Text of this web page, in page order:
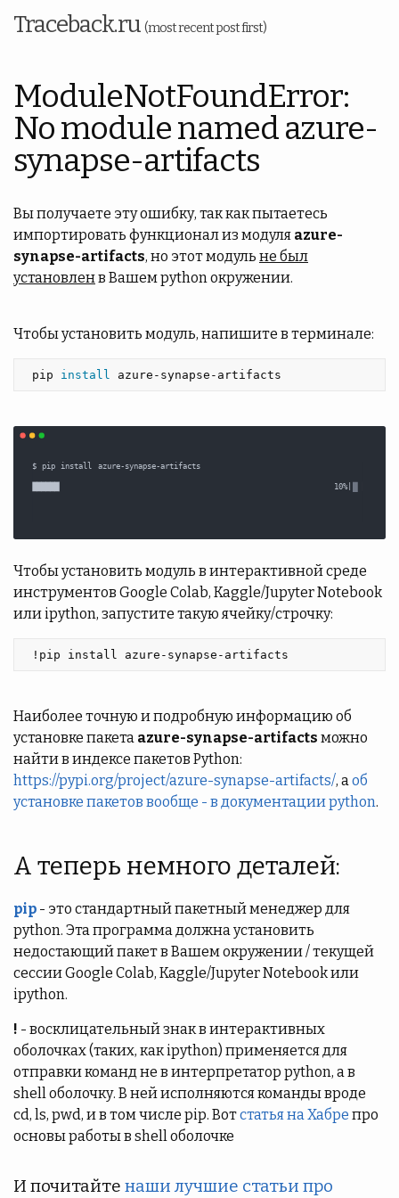
Traceback.ru (most recent post first)
ModuleNotFoundError:
No module named azure-
synapse-artifacts
Вы получаете эту ошибку, так как пытаетесь
импортировать функционал из модуля azure-
synapse-artifacts, но этот модуль не был
установленв Вашем python окружении.
Чтобы установить модуль, напишите в терминале:
pip install azure-synapse-artifacts
Чтобы установить модуль в интерактивной среде
инструментов Google Colab, Kaggle/Jupyter Notebook
или ipython, запустите такую ячейку/строчку:
!pip install azure-synapse-artifacts
Наиболее точную и подробную информацию об
установке пакета azure-synapse-artifacts можно
найти в индексе пакетов Python:
https://pypi.org/project/azure-synapse-artifacts/, аоб
установке пакетов вообще - в документации python.
А теперь немного деталей:
pip - это стандартный пакетный менеджер для
python. Эта программа должна установить
недостающий пакет в Вашем окружении / текущей
сессии Google Colab, Kaggle/Jupyter Notebook или
ipython.
! - восклицательный знак в интерактивных
оболочках (таких, как ipython) применяется для
отправки команд не в интерпретатор python, а в
shell оболочку. В ней исполняются команды вроде
cd, ls, pwd, и в том числе pip. Вотстатья на Хабре про
основы работы в shell оболочке
И почитайте наши лучшие статьи про